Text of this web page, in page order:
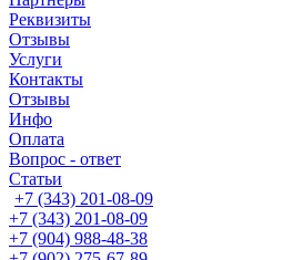
Реквизиты
Отзывы
Услуги
Контакты
Отзывы
Инфо
Оплата
Вопрос - ответ
Статьи
+7 (343) 201-08-09
+7 (343) 201-08-09
+7 (904) 988-48-38